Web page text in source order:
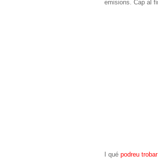
emisions. Cap al
I qué podreu